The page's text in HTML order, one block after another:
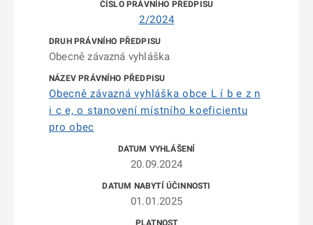
2/2024
Obecně závazná vyhláška
Obecně závazná vyhláška obce L í b e z n
i c e, o stanovení místního koeficientu
pro obec
20.09.2024
01.01.2025